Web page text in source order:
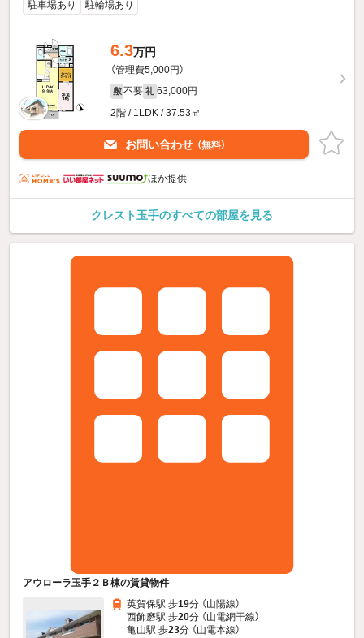
駐車場あり 駐輪場あり
6.3万円
（管理費5,000円）
敷 不要 礼 63,000円
2階 / 1LDK / 37.53㎡
お問い合わせ （無料）
ほか提供
クレスト玉手のすべての部屋を見る
アウローラ玉手２Ｂ棟の賃貸物件
英賀保駅 歩19分 （山陽線）
西飾磨駅 歩20分 （山電網干線）
亀山駅 歩23分 （山電本線）